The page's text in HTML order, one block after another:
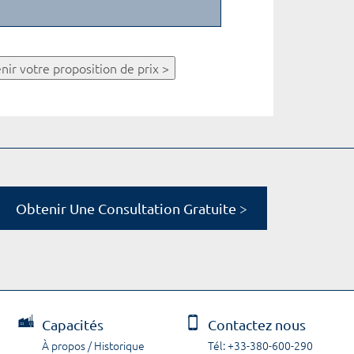
votre proposition de prix >
Obtenir Une Consultation Gratuite >
Capacités
À propos / Historique
Contactez nous
Tél: +33-380-600-290